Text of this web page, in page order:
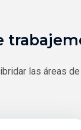
las áreas